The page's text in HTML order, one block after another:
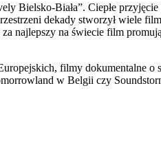
Bielsko-Biała”. Ciepłe
dekady stworzył wiele
najlepszy na świecie film
filmy dokumentalne o
w Belgii czy